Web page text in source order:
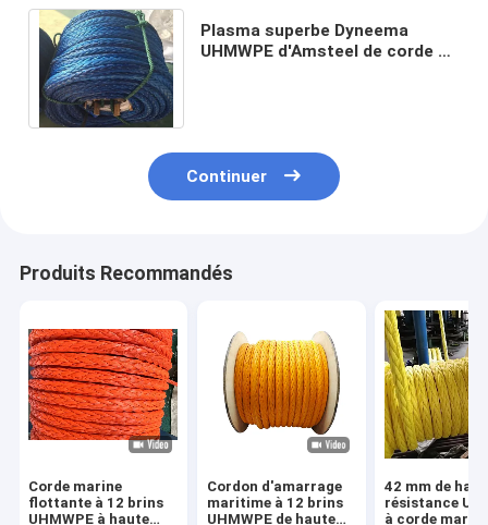
Plasma superbe Dyneema
UHMWPE d'Amsteel de corde de
Continuer
Produits Recommandés
Corde marine
flottante à 12 brins
UHMWPE à haute
Cordon d'amarrage
maritime à 12 brins
UHMWPE de haute
42 mm de
résistance
à corde